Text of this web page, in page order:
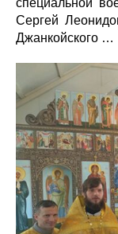
специальной
Сергей
Джанкойского …